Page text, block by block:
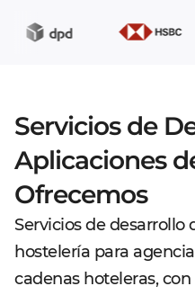
Servicios de
Aplicaciones
Ofrecemos
Servicios de desarrollo
hostelería para
cadenas hoteleras,